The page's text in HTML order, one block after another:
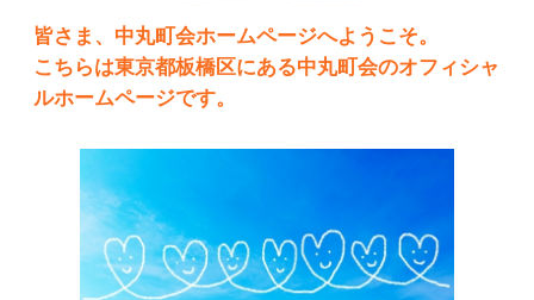
皆さま、中丸町会ホームページへようこそ。
こちらは東京都板橋区にある中丸町会のオフィシャ
ルホームページです。